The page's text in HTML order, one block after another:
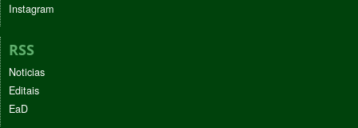
Instagram
RSS
Noticias
Editais
EaD